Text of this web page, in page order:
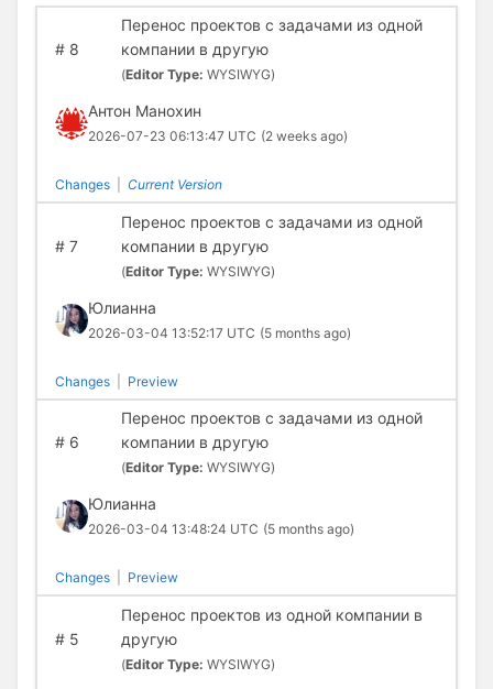
#8
Перенос проектов с задачами из одной
компании в другую
(Editor Type: WYSIWYG)
Антон Манохин
2026-07-23 06:13:47 UTC (2 weeks ago)
Changes Current Version
#7
Перенос проектов с задачами из одной
компании в другую
(Editor Type: WYSIWYG)
Юлианна
2026-03-04 13:52:17 UTC (5 months ago)
Changes Preview
#6
Перенос проектов с задачами из одной
компании в другую
(Editor Type: WYSIWYG)
Юлианна
2026-03-04 13:48:24 UTC (5 months ago)
Changes Preview
#5
Перенос проектов из одной компании в
другую
(Editor Type: WYSIWYG)